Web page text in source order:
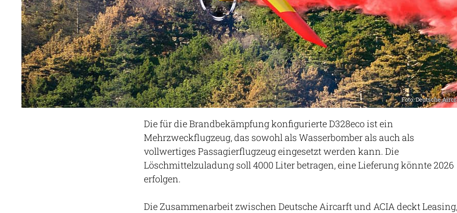
Foto: Deutsche
Die für die Brandbekämpfung konfigurierte D328eco ist ein
Mehrzweckflugzeug, das sowohl als Wasserbomber als auch als
vollwertiges Passagierflugzeug eingesetzt werden kann. Die
Löschmittelzuladung soll 4000 Liter betragen, eine Lieferung könnte 2026
erfolgen.
Die Zusammenarbeit zwischen Deutsche Aircarft und ACIA deckt Leasing,